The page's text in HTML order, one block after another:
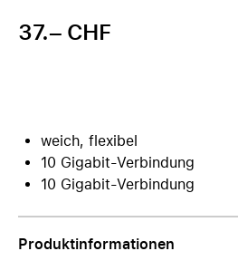
37.– CHF
weich, flexibel
10 Gigabit-Verbindung
10 Gigabit-Verbindung
Produktinformationen